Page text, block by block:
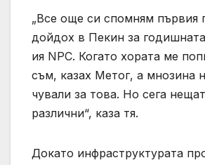
„Все още си спомням първия
дойдох в Пекин за
ия NPC. Когато хората ме
съм, казах Метог, а мнозина
чували за това. Но сега
различни“, каза тя.
Докато инфраструктурата